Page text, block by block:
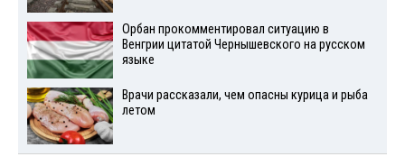
Орбан прокомментировал ситуацию в
Венгрии цитатой Чернышевского на русском
языке
Врачи рассказали, чем опасны курица и рыба
летом